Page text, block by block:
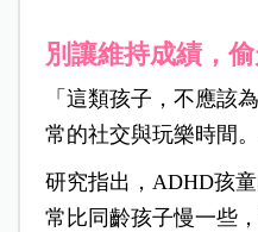
別讓維持成績，
「這類孩子，不應該
常的社交與玩樂時間
研究指出，ADHD孩
常比同齡孩子慢一些